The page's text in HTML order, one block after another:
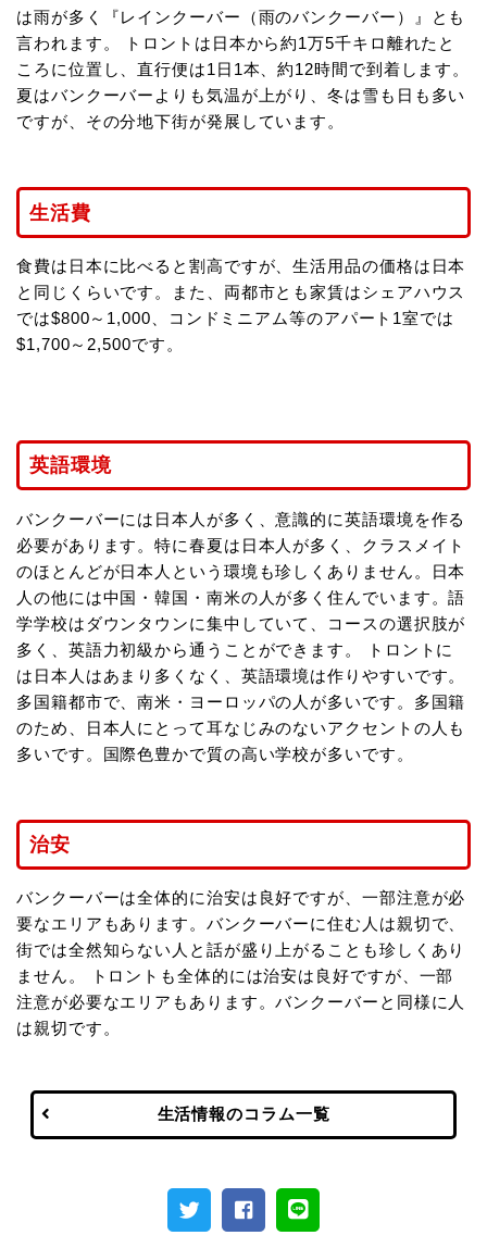
は雨が多く『レインクーバー（雨のバンクーバー）』とも
言われます。 トロントは日本から約1万5千キロ離れたと
ころに位置し、直行便は1日1本、約12時間で到着します。
夏はバンクーバーよりも気温が上がり、冬は雪も日も多い
ですが、その分地下街が発展しています。
生活費
食費は日本に比べると割高ですが、生活用品の価格は日本
と同じくらいです。また、両都市とも家賃はシェアハウス
では$800～1,000、コンドミニアム等のアパート1室では
$1,700～2,500です。
英語環境
バンクーバーには日本人が多く、意識的に英語環境を作る
必要があります。特に春夏は日本人が多く、クラスメイト
のほとんどが日本人という環境も珍しくありません。日本
人の他には中国・韓国・南米の人が多く住んでいます。語
学学校はダウンタウンに集中していて、コースの選択肢が
多く、英語力初級から通うことができます。 トロントに
は日本人はあまり多くなく、英語環境は作りやすいです。
多国籍都市で、南米・ヨーロッパの人が多いです。多国籍
のため、日本人にとって耳なじみのないアクセントの人も
多いです。国際色豊かで質の高い学校が多いです。
治安
バンクーバーは全体的に治安は良好ですが、一部注意が必
要なエリアもあります。バンクーバーに住む人は親切で、
街では全然知らない人と話が盛り上がることも珍しくあり
ません。 トロントも全体的には治安は良好ですが、一部
注意が必要なエリアもあります。バンクーバーと同様に人
は親切です。
生活情報のコラム一覧